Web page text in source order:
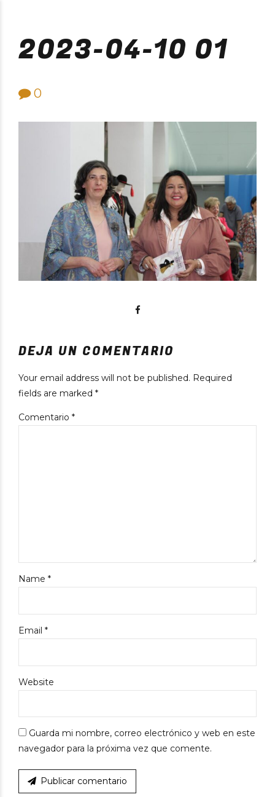
2023-04-10 01
0
DEJA UN COMENTARIO
Your email address will not be published. Required
fields are marked *
Comentario *
Name *
Email *
Website
Guarda mi nombre, correo electrónico y web en este
navegador para la próxima vez que comente.
Publicar comentario